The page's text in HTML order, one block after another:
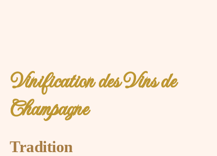
Vinification des Vins de
Champagne
Tradition